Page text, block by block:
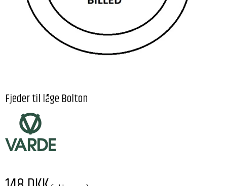
Fjeder til låge Bolton